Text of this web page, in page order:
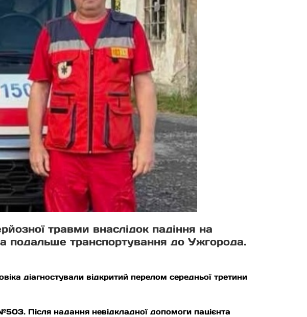
травми внаслідок падіння на
подальше транспортування до Ужгорода.
діагностували відкритий перелом середньої третини
Після надання невідкладної допомоги пацієнта